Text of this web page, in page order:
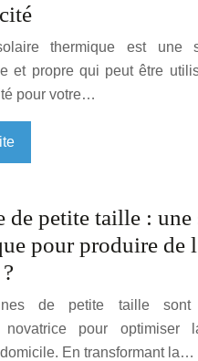
thermique est une
et propre qui peut être
pour votre…
de petite taille :
pour produire de
de petite taille sont
novatrice pour optimiser
En transformant la…